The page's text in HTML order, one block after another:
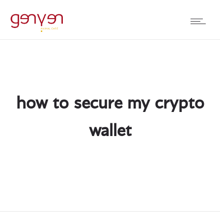
how to secure my crypto
wallet